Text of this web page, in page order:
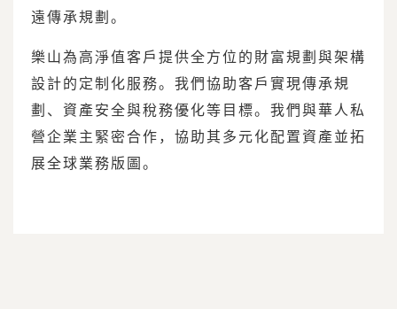
遠傳承規劃。
樂山為高淨值客戶提供全方位的財富規劃與架構
設計的定制化服務。我們協助客戶實現傳承規
劃、資產安全與稅務優化等目標。我們與華人私
營企業主緊密合作，協助其多元化配置資產並拓
展全球業務版圖。